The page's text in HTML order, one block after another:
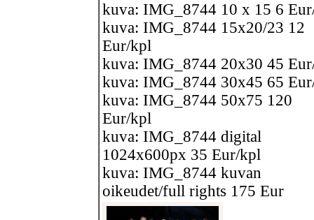
kuva: IMG_8744 10 x 15 6
kuva: IMG_8744 15x20/23 12
Eur/kpl
kuva: IMG_8744 20x30 45
kuva: IMG_8744 30x45 65
kuva: IMG_8744 50x75 120
Eur/kpl
kuva: IMG_8744 digital
1024x600px 35 Eur/kpl
kuva: IMG_8744 kuvan
oikeudet/full rights 175 Eur